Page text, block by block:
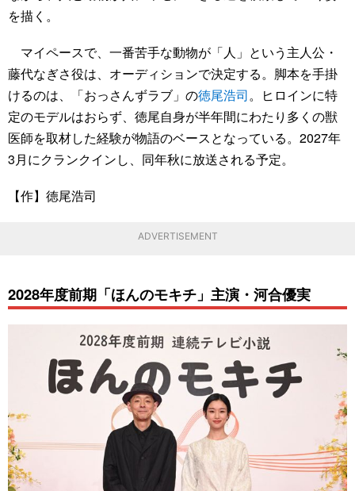
を描く。
マイペースで、一番苦手な動物が「人」という主人公・
藤代なぎさ役は、オーディションで決定する。脚本を手掛
けるのは、「おっさんずラブ」の徳尾浩司。ヒロインに特
定のモデルはおらず、徳尾自身が半年間にわたり多くの獣
医師を取材した経験が物語のベースとなっている。2027年
3月にクランクインし、同年秋に放送される予定。
【作】徳尾浩司
ADVERTISEMENT
2028年度前期「ほんのモキチ」主演・河合優実